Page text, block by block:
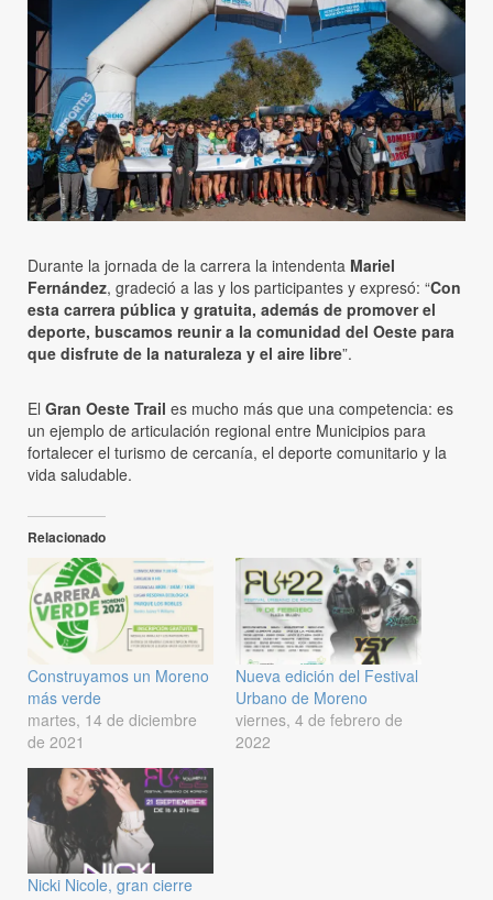
Durante la jornada de la carrera la intendenta Mariel
Fernández, gradeció a las y los participantes y expresó: “Con
esta carrera pública y gratuita, además de promover el
deporte, buscamos reunir a la comunidad del Oeste para
que disfrute de la naturaleza y el aire libre”.
El Gran Oeste Trail es mucho más que una competencia: es
un ejemplo de articulación regional entre Municipios para
fortalecer el turismo de cercanía, el deporte comunitario y la
vida saludable.
Relacionado
Construyamos un Moreno
más verde
martes, 14 de diciembre
de 2021
Nueva edición del Festival
Urbano de Moreno
viernes, 4 de febrero de
2022
Nicki Nicole, gran cierre